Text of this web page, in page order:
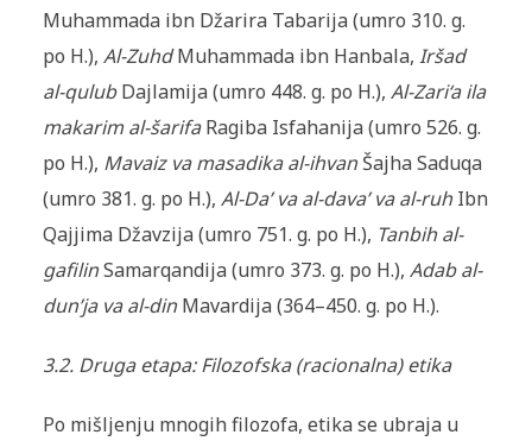
Muhammada ibn Džarira Tabarija (umro 310. g.
po H.), Al-ZuhdMuhammada ibn Hanbala, Iršad
al-qulubDajlamija (umro 448. g. po H.), Al-Zari‘a ila
makarim al-šarifaRagiba Isfahanija (umro 526. g.
po H.), Mavaiz va masadika al-ihvanŠajha Saduqa
(umro 381. g. po H.), Al-Da’ va al-dava’ va al-ruhIbn
Qajjima Džavzija (umro 751. g. po H.), Tanbih al-
gafilinSamarqandija (umro 373. g. po H.), Adab al-
dun’ja va al-dinMavardija (364–450. g. po H.).
3.2. Druga etapa: Filozofska (racionalna) etika
Po mišljenju mnogih filozofa, etika se ubraja u